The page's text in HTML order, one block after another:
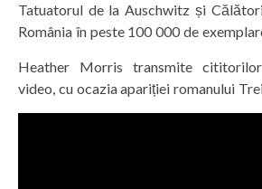
Tatuatorul de la Auschwitz și
România în peste 100 000 de
Heather Morris transmite
video, cu ocazia apariției romanului